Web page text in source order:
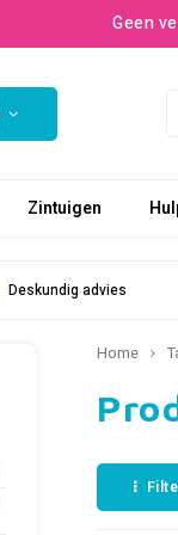
Geen
Zintuigen
Deskundig advies
Home